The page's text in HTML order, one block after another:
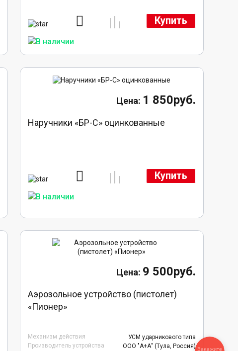
Купить
1 850руб.
Наручники «БР-С» оцинкованные
Купить
9 500руб.
Аэрозольное устройство (пистолет)
«Пионер»
Механизм действия
УСМ ударникового типа
Производитель устройства
ООО "А+А" (Тула, Россия) Закажите